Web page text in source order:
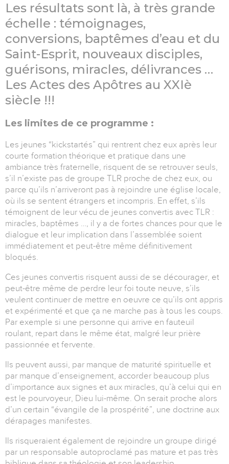
Les résultats sont là, à très grande
échelle : témoignages,
conversions, baptêmes d’eau et du
Saint-Esprit, nouveaux disciples,
guérisons, miracles, délivrances …
Les Actes des Apôtres au XXIè
siècle !!!
Les limites de ce programme :
Les jeunes “kickstartés” qui rentrent chez eux après leur
courte formation théorique et pratique dans une
ambiance très fraternelle, risquent de se retrouver seuls,
s’il n’existe pas de groupe TLR proche de chez eux, ou
parce qu’ils n’arriveront pas à rejoindre une église locale,
où ils se sentent étrangers et incompris. En effet, s’ils
témoignent de leur vécu de jeunes convertis avec TLR :
miracles, baptêmes …, il y a de fortes chances pour que le
dialogue et leur implication dans l’assemblée soient
immédiatement et peut-être même définitivement
bloqués.
Ces jeunes convertis risquent aussi de se décourager, et
peut-être même de perdre leur foi toute neuve, s’ils
veulent continuer de mettre en oeuvre ce qu’ils ont appris
et expérimenté et que ça ne marche pas à tous les coups.
Par exemple si une personne qui arrive en fauteuil
roulant, repart dans le même état, malgré leur prière
passionnée et fervente.
Ils peuvent aussi, par manque de maturité spirituelle et
par manque d’enseignement, accorder beaucoup plus
d’importance aux signes et aux miracles, qu’à celui qui en
est le pourvoyeur, Dieu lui-même. On serait proche alors
d’un certain “évangile de la prospérité”, une doctrine aux
dérapages manifestes.
Ils risqueraient également de rejoindre un groupe dirigé
par un responsable autoproclamé pas mature et pas très